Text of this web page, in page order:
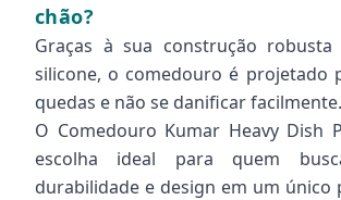
chão?
Graças à sua construção
silicone, o comedouro é projetado
quedas e não se danificar facilmente.
O Comedouro Kumar Heavy Dish
escolha ideal para quem
durabilidade e design em um único